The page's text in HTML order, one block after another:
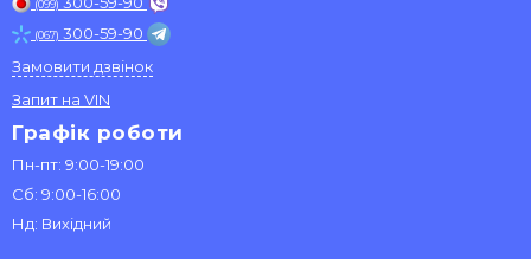
(099)
(067) 300-59-90
Замовити дзвінок
Запит на VIN
Графік роботи
Пн-пт: 9:00-19:00
Сб: 9:00-16:00
Нд: Вихідний